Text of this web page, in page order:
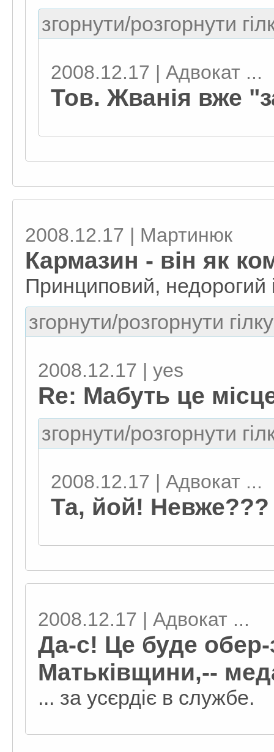
згорнути/розгорнути
2008.12.17 | Адвокат ...
Тов. Жванія вже
2008.12.17 | Мартинюк
Кармазин - він як
Принциповий, недорогий
згорнути/розгорнути
2008.12.17 | yes
Re: Мабуть це
згорнути/розгорнути
2008.12.17 | Адвокат ...
Та, йой!
2008.12.17 | Адвокат ...
Да-с! Це буде обер-
Матьківщини,--
... за усєрдіє в службе.